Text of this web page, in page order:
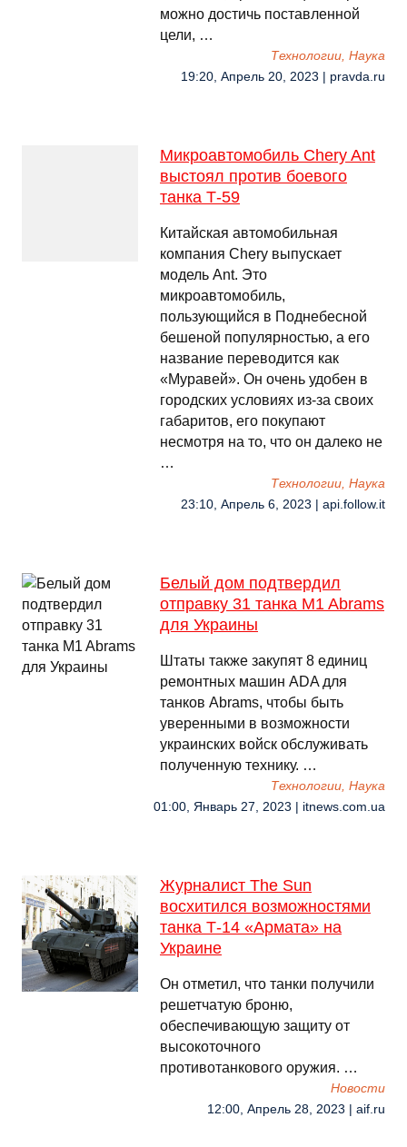
можно достичь поставленной
цели, …
Технологии, Наука
19:20, Апрель 20, 2023 | pravda.ru
Микроавтомобиль Chery Ant
выстоял против боевого
танка Т-59
Китайская автомобильная
компания Chery выпускает
модель Ant. Это
микроавтомобиль,
пользующийся в Поднебесной
бешеной популярностью, а его
название переводится как
«Муравей». Он очень удобен в
городских условиях из-за своих
габаритов, его покупают
несмотря на то, что он далеко не
…
Технологии, Наука
23:10, Апрель 6, 2023 | api.follow.it
Белый дом подтвердил
отправку 31 танка M1 Abrams
для Украины
Штаты также закупят 8 единиц
ремонтных машин ADA для
танков Abrams, чтобы быть
уверенными в возможности
украинских войск обслуживать
полученную технику. …
Технологии, Наука
01:00, Январь 27, 2023 | itnews.com.ua
Журналист The Sun
восхитился возможностями
танка Т-14 «Армата» на
Украине
Он отметил, что танки получили
решетчатую броню,
обеспечивающую защиту от
высокоточного
противотанкового оружия. …
Новости
12:00, Апрель 28, 2023 | aif.ru